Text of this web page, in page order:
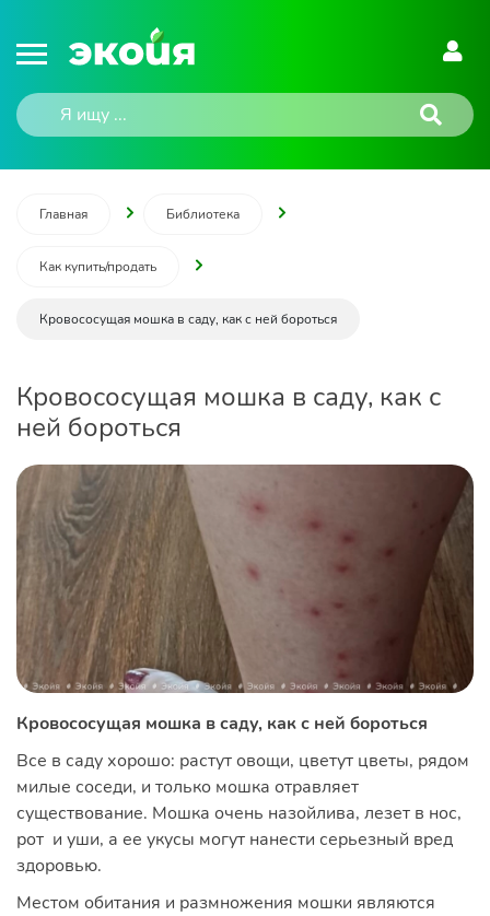
Главная Библиотека
Как купить/продать
Кровососущая мошка в саду, как с ней бороться
Кровососущая мошка в саду, как с
ней бороться
Кровососущая мошка в саду, как с ней бороться
Все в саду хорошо: растут овощи, цветут цветы, рядом
милые соседи, и только мошка отравляет
существование. Мошка очень назойлива, лезет в нос,
рот и уши, а ее укусы могут нанести серьезный вред
здоровью.
Местом обитания и размножения мошки являются